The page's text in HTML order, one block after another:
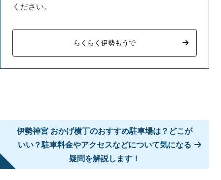
ください。
らくらく伊勢もうで
伊勢神宮 おかげ横丁のおすすめ駐車場は？どこが
いい？駐車料金やアクセスなどについて気になる
疑問を解説します！